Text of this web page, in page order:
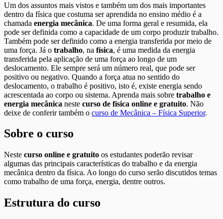
Um dos assuntos mais vistos e também um dos mais importantes
dentro da física que costuma ser aprendida no ensino médio é a
chamada energia mecânica. De uma forma geral e resumida, ela
pode ser definida como a capacidade de um corpo produzir trabalho.
Também pode ser definido como a energia transferida por meio de
uma força. Já o trabalho, na física, é uma medida da energia
transferida pela aplicação de uma força ao longo de um
deslocamento. Ele sempre será um número real, que pode ser
positivo ou negativo. Quando a força atua no sentido do
deslocamento, o trabalho é positivo, isto é, existe energia sendo
acrescentada ao corpo ou sistema. Aprenda mais sobre trabalho e
energia mecânica neste curso de física online e gratuito. Não
deixe de conferir também o curso de Mecânica – Física Superior.
Sobre o curso
Neste curso online e gratuito os estudantes poderão revisar
algumas das principais características do trabalho e da energia
mecânica dentro da física. Ao longo do curso serão discutidos temas
como trabalho de uma força, energia, dentre outros.
Estrutura do curso